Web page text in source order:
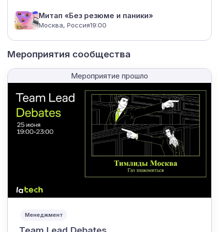
Митап «Без резюме и паники»
Москва, Россия19:00
Мероприятия сообщества
Мероприятие прошло
Менеджмент